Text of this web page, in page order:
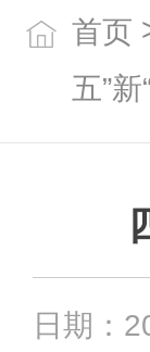
首页
五”新
日期：